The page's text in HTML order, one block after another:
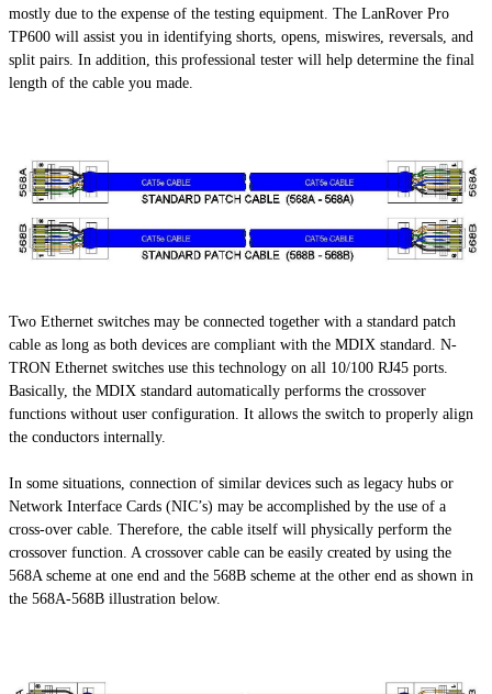
mostly due to the expense of the testing equipment. The LanRover Pro
TP600 will assist you in identifying shorts, opens, miswires, reversals, and
split pairs. In addition, this professional tester will help determine the final
length of the cable you made.
Two Ethernet switches may be connected together with a standard patch
cable as long as both devices are compliant with the MDIX standard. N-
TRON Ethernet switches use this technology on all 10/100 RJ45 ports.
Basically, the MDIX standard automatically performs the crossover
functions without user configuration. It allows the switch to properly align
the conductors internally.
In some situations, connection of similar devices such as legacy hubs or
Network Interface Cards (NIC’s) may be accomplished by the use of a
cross-over cable. Therefore, the cable itself will physically perform the
crossover function. A crossover cable can be easily created by using the
568A scheme at one end and the 568B scheme at the other end as shown in
the 568A-568B illustration below.